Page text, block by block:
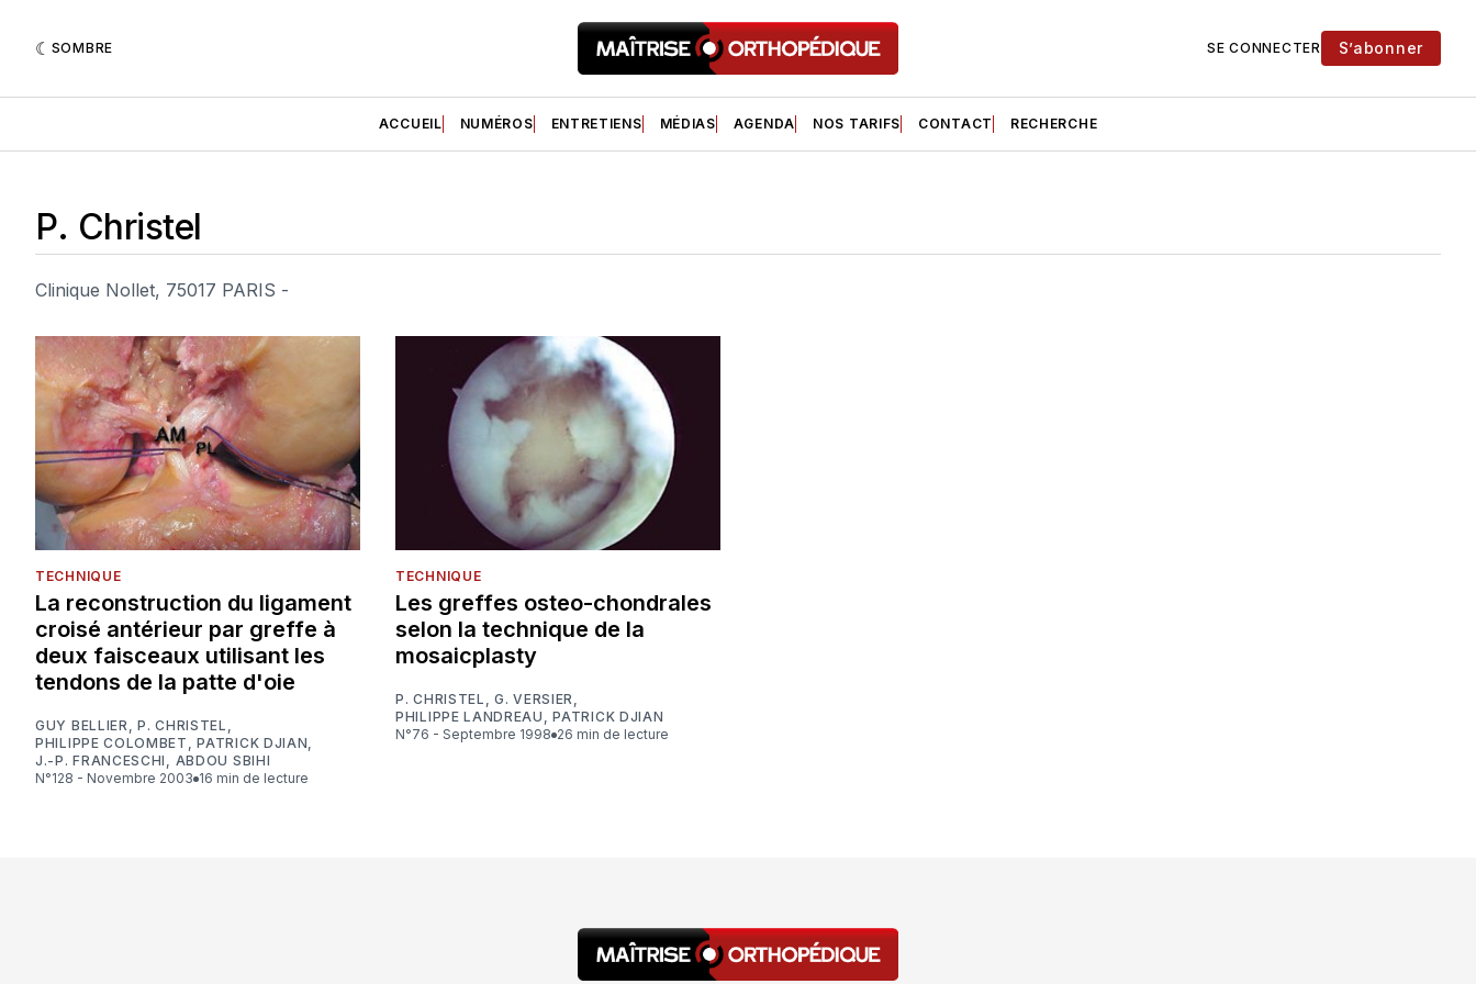
SOMBRE SE CONNECTER S’abonner
ACCUEIL NUMÉROS ENTRETIENS MÉDIAS AGENDA NOS TARIFS CONTACT RECHERCHE
P. Christel
Clinique Nollet, 75017 PARIS -
TECHNIQUE
La reconstruction du ligament
croisé antérieur par greffe à
deux faisceaux utilisant les
tendons de la patte d'oie
GUY BELLIER,P. CHRISTEL ,
PHILIPPE COLOMBET ,PATRICK DJIAN,
J.-P. FRANCESCHI , ABDOU SBIHI
N°128 - Novembre 2003
16 min de lecture
TECHNIQUE
Les greffes osteo-chondrales
selon la technique de la
mosaicplasty
P. CHRISTEL ,G. VERSIER,
PHILIPPE LANDREAU ,PATRICK DJIAN
N°76 - Septembre 1998
26 min de lecture